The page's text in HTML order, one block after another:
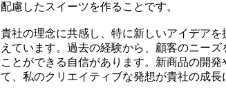
配慮したスイーツを作ることです。
貴社の理念に共感し、特に新しいアイデア
えています。過去の経験から、顧客のニー
ことができる自信があります。新商品の開
て、私のクリエイティブな発想が貴社の成長